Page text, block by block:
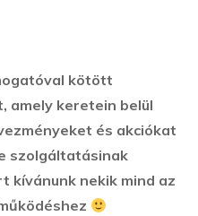
kötött
amely keretein belül
és akciókat
szolgáltatásinak
kívánunk nekik mind az